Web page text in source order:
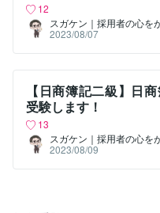
12
スガケン｜採用者の心を
2023/08/07
【日商簿記二級】日
受験します！
13
スガケン｜採用者の心を
2023/08/09